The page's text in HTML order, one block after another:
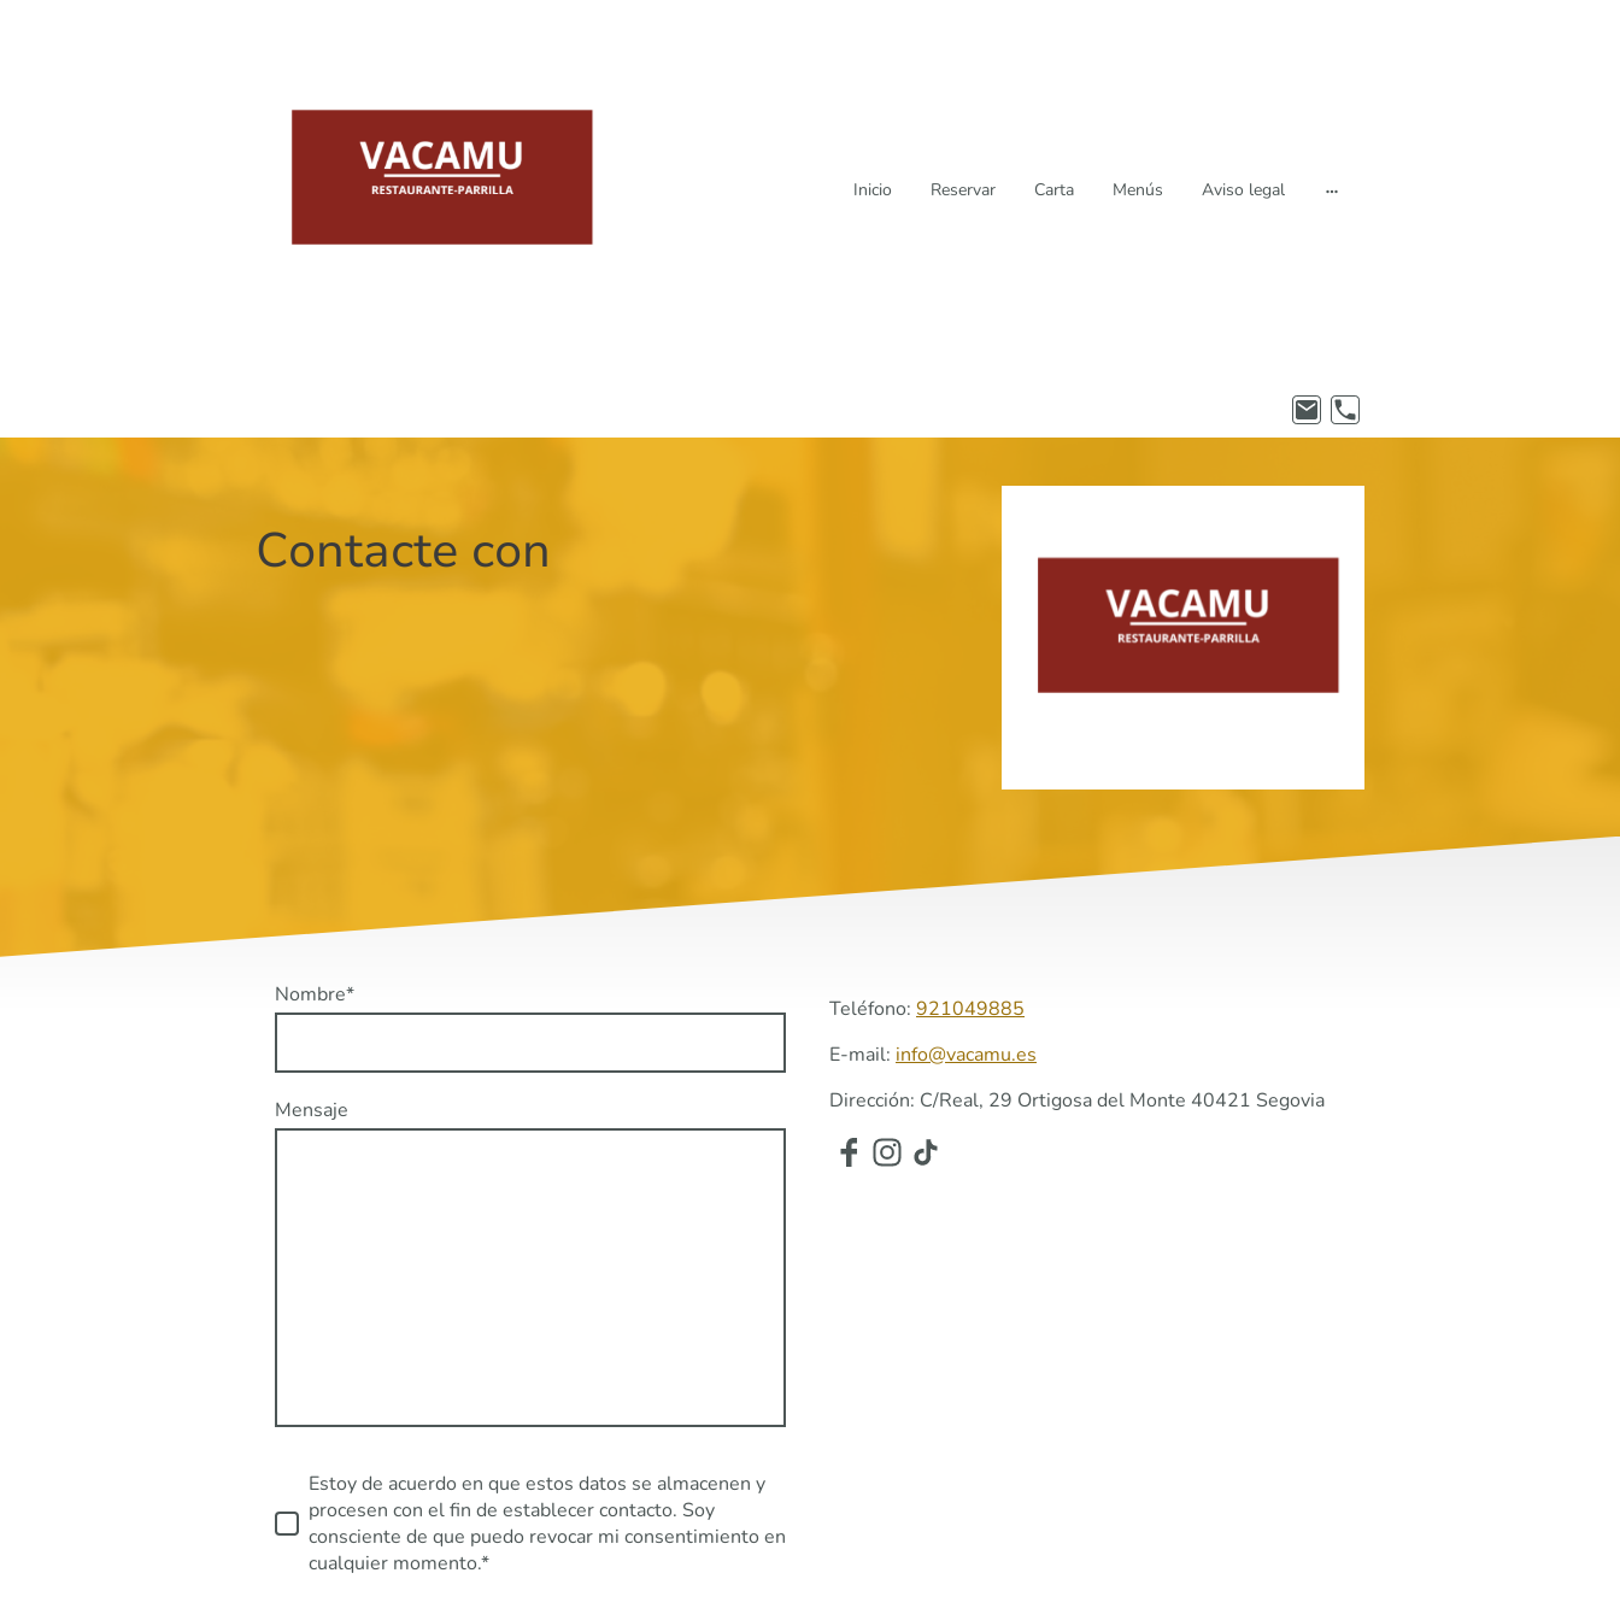
Inicio Reservar Carta Menús Aviso legal
Contacte con
Nombre*
Mensaje
Estoy de acuerdo en que estos datos se almacenen y
procesen con el fin de establecer contacto. Soy
consciente de que puedo revocar mi consentimiento en
cualquier momento.*
Teléfono: 921049885
E-mail: info@vacamu.es
Dirección: C/Real, 29 Ortigosa del Monte 40421 Segovia